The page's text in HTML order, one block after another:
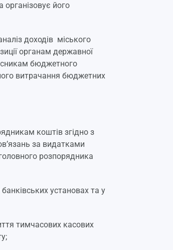
його
доходів міського
органам державної
бюджетного
витрачання бюджетних
коштів згідно з
за видатками
розпорядника
установах та у
тимчасових касових